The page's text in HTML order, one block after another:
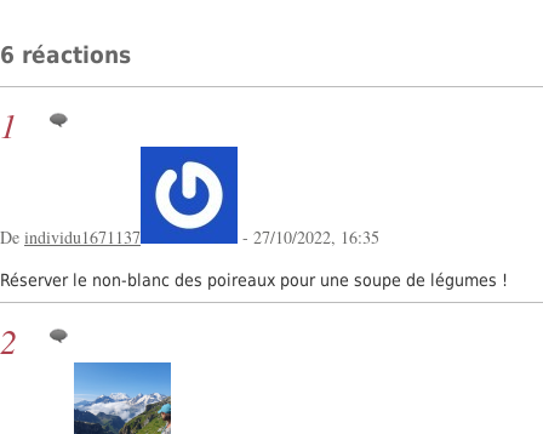
6 réactions
1
De individu1671137 - 27/10/2022, 16:35
Réserver le non-blanc des poireaux pour une soupe de légumes !
2